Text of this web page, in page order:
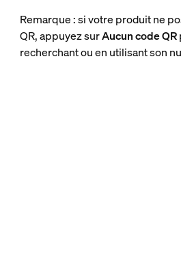
Remarque : si votre produit ne
QR, appuyez surAucun code QR
recherchant ou en utilisant son